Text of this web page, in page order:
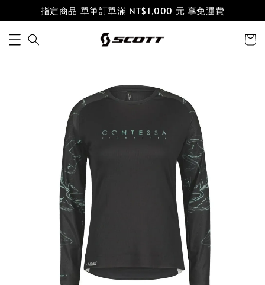
指定商品 單筆訂單滿 NT$1,000 元 享免運費